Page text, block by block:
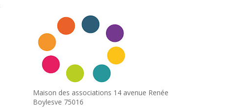
Maison des associations 14 avenue Renée
Boylesve 75016